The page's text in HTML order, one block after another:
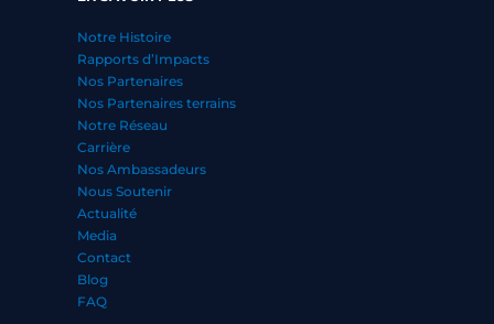
Notre Histoire
Rapports d’Impacts
Nos Partenaires
Nos Partenaires terrains
Notre Réseau
Carrière
Nos Ambassadeurs
Nous Soutenir
Actualité
Media
Contact
Blog
FAQ